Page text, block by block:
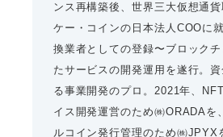
ンス再構築後、世界三大仮想通
ケー・コインの日本法人COOに
換業者としての登録〜ブロック
たサービスの開発運用を遂行。
る事業開発のプロ。2021年、
イス開発運営のため㈱ORADAを
ルコイン発行管理のため㈱JPYX